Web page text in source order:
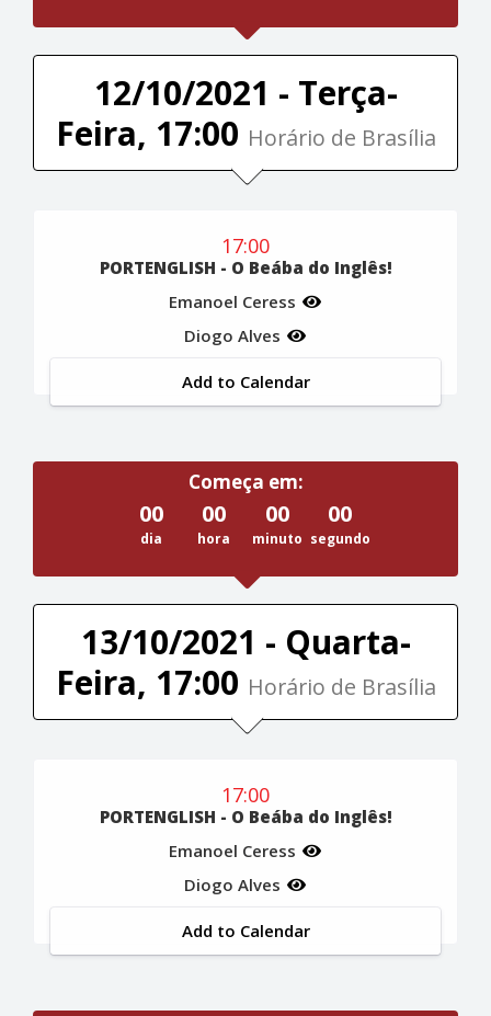
12/10/2021 - Terça-
Feira, 17:00 Horário de Brasília
17:00
PORTENGLISH - O Beába do Inglês!
Emanoel Ceress
Diogo Alves
Add to Calendar
Começa em:
00
dia
00
hora
00
minuto
00
segundo
13/10/2021 - Quarta-
Feira, 17:00 Horário de Brasília
17:00
PORTENGLISH - O Beába do Inglês!
Emanoel Ceress
Diogo Alves
Add to Calendar